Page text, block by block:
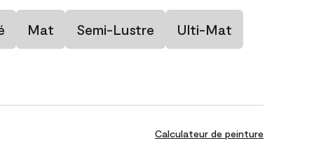
Mat Semi-Lustre Ulti-Mat
Calculateur de peinture